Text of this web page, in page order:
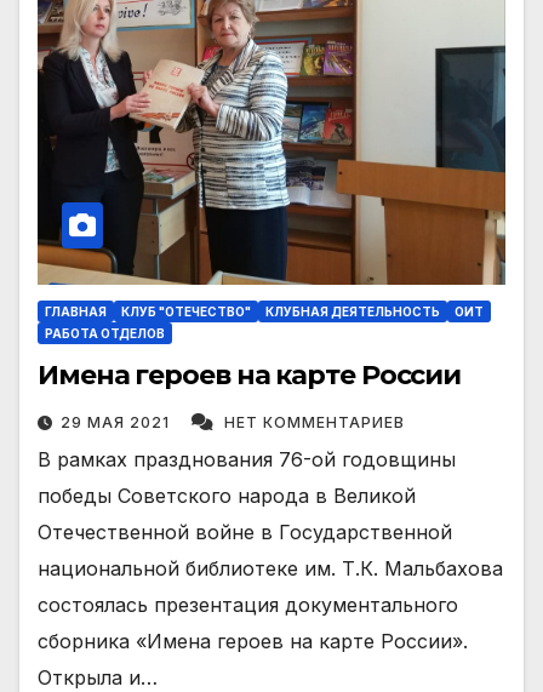
ГЛАВНАЯ КЛУБ "ОТЕЧЕСТВО" КЛУБНАЯ ДЕЯТЕЛЬНОСТЬ
ОИТ
РАБОТА ОТДЕЛОВ
Имена героев на карте России
29 МАЯ 2021 НЕТ КОММЕНТАРИЕВ
В рамках празднования 76-ой годовщины
победы Советского народа в Великой
Отечественной войне в Государственной
национальной библиотеке им. Т.К. Мальбахова
состоялась презентация документального
сборника «Имена героев на карте России».
Открыла и…